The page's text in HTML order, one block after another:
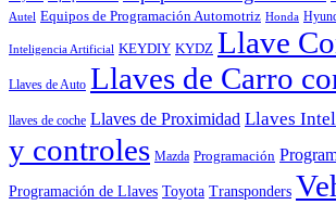
Autel Equipos de Programación Automotriz Honda
Inteligencia Artificial KEYDIY KYDZ Llave
Llaves de Auto Llaves de Carro
llaves de coche Llaves de Proximidad Llaves
y controles Mazda Programación
Programación de Llaves Toyota Transponders